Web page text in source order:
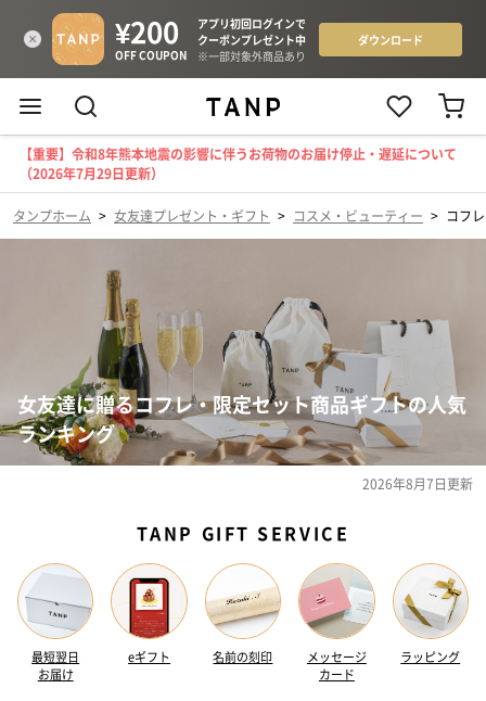
【重要】令和8年熊本地震の影響に伴うお荷物のお届け停止・遅延について
（2026年7月29日更新）
タンプホーム > 女友達プレゼント・ギフト > コスメ・ビューティー > コフ
女友達に贈るコフレ・限定セット商品ギフトの人気
ランキング
2026年8月7日更新
TANP GIFT SERVICE
最短翌日
お届け
eギフト 名前の刻印
メッセージ
カード
ラッピング